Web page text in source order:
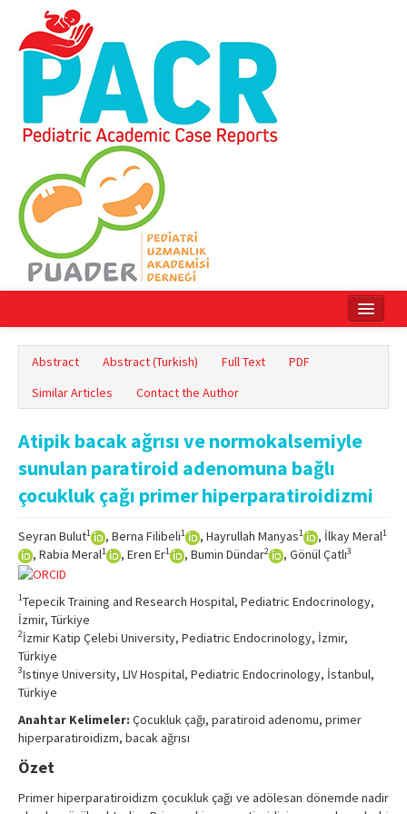
Online First
Archive
Search Articles
Abstract Abstract (Turkish) Full Text
PDF
Similar Articles
Contact the Author
Atipik bacak ağrısı ve normokalsemiyle
sunulan paratiroid adenomuna bağlı
çocukluk çağı primer hiperparatiroidizmi
Seyran Bulut1 , Berna Filibeli1 , Hayrullah Manyas1 , İlkay Meral1
, Rabia Meral1 , Eren Er1 , Bumin Dündar2 , Gönül Çatlı3
1Tepecik Training and Research Hospital, Pediatric Endocrinology,
İzmir, Türkiye
2İzmir Katip Çelebi University, Pediatric Endocrinology, İzmir,
Türkiye
3Istinye University, LIV Hospital, Pediatric Endocrinology, İstanbul,
Türkiye
Anahtar Kelimeler: Çocukluk çağı, paratiroid adenomu, primer
hiperparatiroidizm, bacak ağrısı
Özet
Primer hiperparatiroidizm çocukluk çağı ve adölesan dönemde nadir